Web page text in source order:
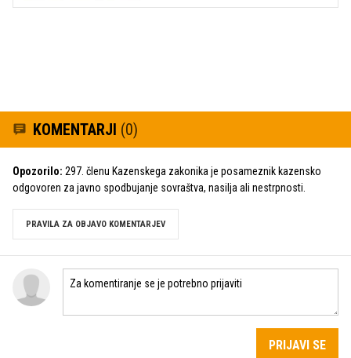
KOMENTARJI (0)
Opozorilo: 297. členu Kazenskega zakonika je posameznik kazensko
odgovoren za javno spodbujanje sovraštva, nasilja ali nestrpnosti.
PRAVILA ZA OBJAVO KOMENTARJEV
PRIJAVI SE